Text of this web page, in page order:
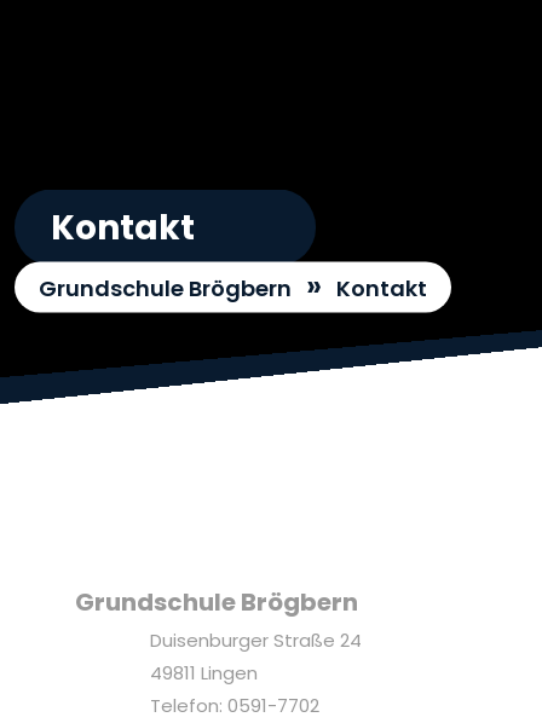
Kontakt
Grundschule Brögbern » Kontakt
Grundschule Brögbern
Duisenburger Straße 24
49811 Lingen
Telefon: 0591-7702